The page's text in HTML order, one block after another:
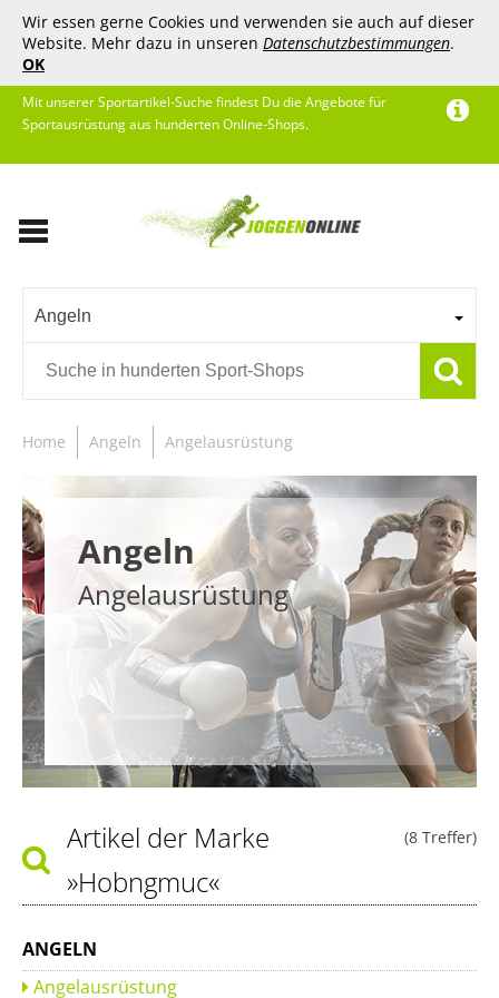
Wir essen gerne Cookies und verwenden sie auch auf dieser
Website. Mehr dazu in unseren Datenschutzbestimmungen.
OK
Mit unserer Sportartikel-Suche findest Du die Angebote für
Sportausrüstung aus hunderten Online-Shops.
Angeln
Home Angeln Angelausrüstung
Angeln
Angelausrüstung
(8 Treffer)
Artikel der Marke
»Hobngmuc«
ANGELN
Angelausrüstung